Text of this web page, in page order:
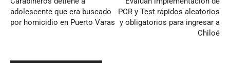
adolescente que era buscado
por homicidio en Puerto Varas
PCR y Test rápidos aleatorios
y obligatorios para ingresar a
Chiloé